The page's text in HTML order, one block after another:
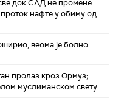
док САД не промене
нафте у обиму од
веома је болно
пролаз кроз Ормуз;
муслиманском свету